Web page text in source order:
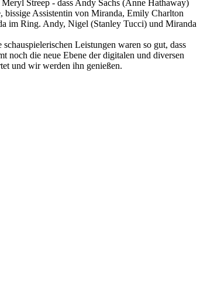
Streep - dass Andy Sachs (Anne Hathaway)
bissige Assistentin von Miranda, Emily Charlton
im Ring. Andy, Nigel (Stanley Tucci) und Miranda
Leistungen waren so gut, dass
noch die neue Ebene der digitalen und diversen
und wir werden ihn genießen.